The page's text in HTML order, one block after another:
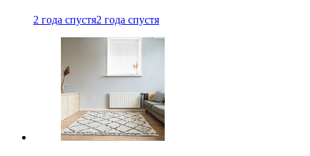
2 года спустя2 года спустя